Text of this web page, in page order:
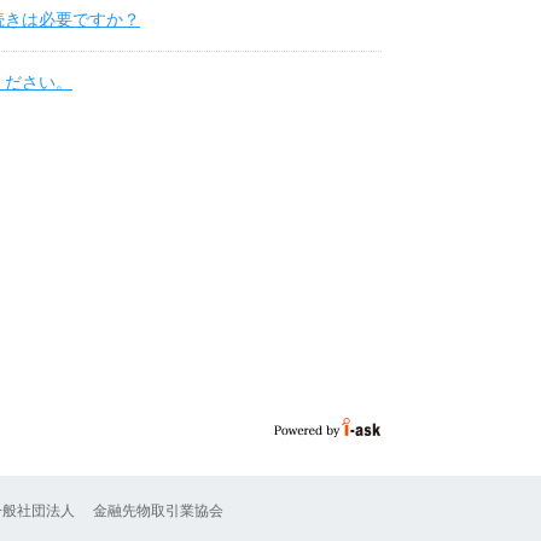
は必要ですか？
さい。
社団法人 金融先物取引業協会